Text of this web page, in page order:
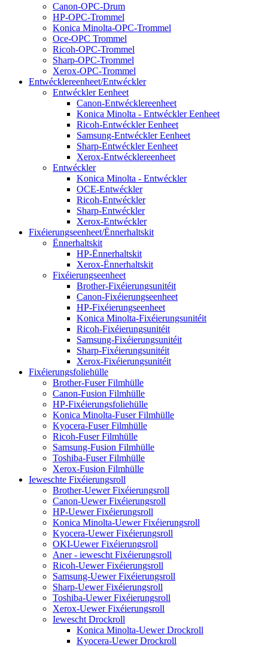
Canon-OPC-Drum
HP-OPC-Trommel
Konica Minolta-OPC-Trommel
Oce-OPC Trommel
Ricoh-OPC-Trommel
Sharp-OPC-Trommel
Xerox-OPC-Trommel
Entwécklereenheet/Entwéckler
Entwéckler Eenheet
Canon-Entwécklereenheet
Konica Minolta - Entwéckler Eenheet
Ricoh-Entwéckler Eenheet
Samsung-Entwéckler Eenheet
Sharp-Entwéckler Eenheet
Xerox-Entwécklereenheet
Entwéckler
Konica Minolta - Entwéckler
OCE-Entwéckler
Ricoh-Entwéckler
Sharp-Entwéckler
Xerox-Entwéckler
Fixéierungseenheet/Ënnerhaltskit
Ënnerhaltskit
HP-Ënnerhaltskit
Xerox-Ënnerhaltskit
Fixéierungseenheet
Brother-Fixéierungsunitéit
Canon-Fixéierungseenheet
HP-Fixéierungseenheet
Konica Minolta-Fixéierungsunitéit
Ricoh-Fixéierungsunitéit
Samsung-Fixéierungsunitéit
Sharp-Fixéierungsunitéit
Xerox-Fixéierungsunitéit
Fixéierungsfoliehülle
Brother-Fuser Filmhülle
Canon-Fusion Filmhülle
HP-Fixéierungsfoliehülle
Konica Minolta-Fuser Filmhülle
Kyocera-Fuser Filmhülle
Ricoh-Fuser Filmhülle
Samsung-Fusion Filmhülle
Toshiba-Fuser Filmhülle
Xerox-Fusion Filmhülle
Ieweschte Fixéierungsroll
Brother-Uewer Fixéierungsroll
Canon-Uewer Fixéierungsroll
HP-Uewer Fixéierungsroll
Konica Minolta-Uewer Fixéierungsroll
Kyocera-Uewer Fixéierungsroll
OKI-Uewer Fixéierungsroll
Aner - iewescht Fixéierungsroll
Ricoh-Uewer Fixéierungsroll
Samsung-Uewer Fixéierungsroll
Sharp-Uewer Fixéierungsroll
Toshiba-Uewer Fixéierungsroll
Xerox-Uewer Fixéierungsroll
Iewescht Drockroll
Konica Minolta-Uewer Drockroll
Kyocera-Uewer Drockroll